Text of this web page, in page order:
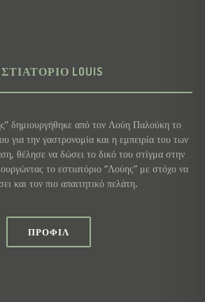
LOUIS
δημιουργήθηκε από τον Λούη Παλούκη το
για την γαστρονομία και η εμπειρία του των
θέλησε να δώσει το δικό του στίγμα στην
το εστιατόριο “Λούης” με στόχο να
και τον πιο απαιτητικό πελάτη.
ΠΡΟΦΊΛ